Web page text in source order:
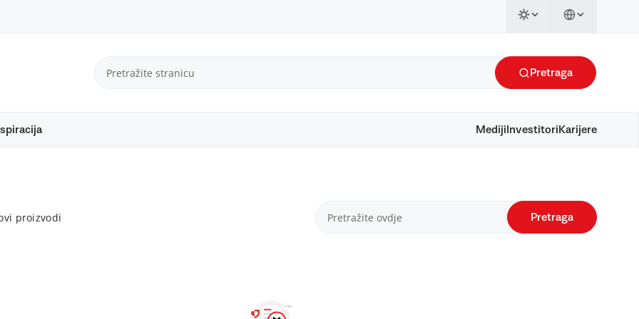
Pretraga
Mediji Investitori Karijere
proizvodi Pretraga